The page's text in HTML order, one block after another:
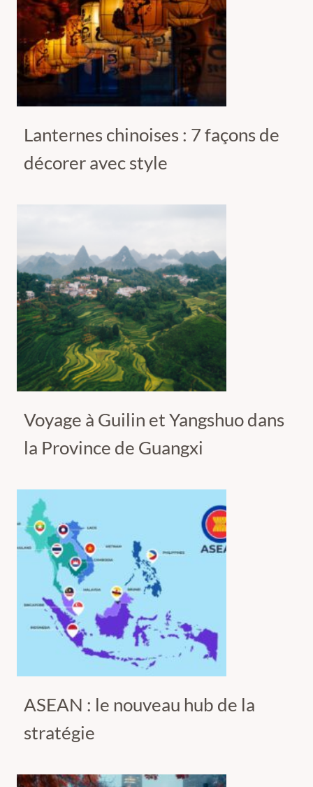
Lanternes chinoises : 7 façons de
décorer avec style
Voyage à Guilin et Yangshuo dans
la Province de Guangxi
ASEAN : le nouveau hub de la
stratégie